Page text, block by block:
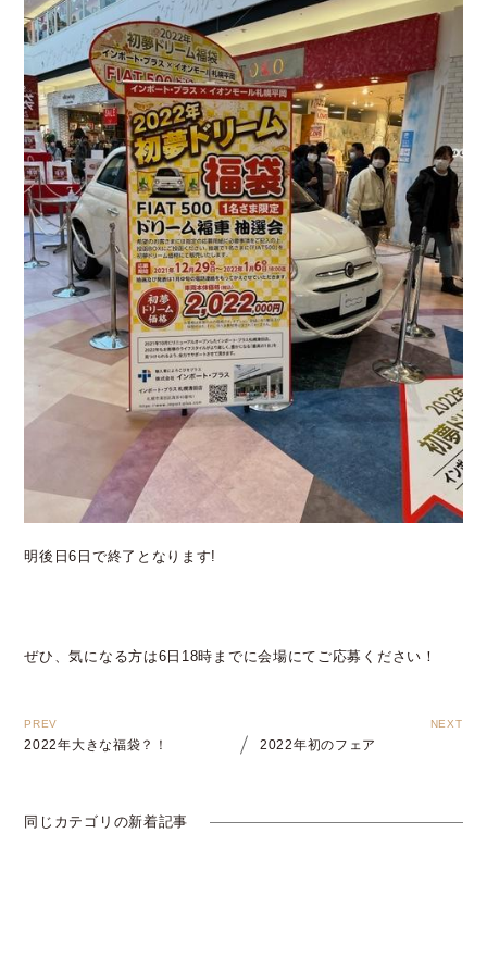
明後日6日で終了となります!
ぜひ、気になる方は6日18時までに会場にてご応募ください！
2022年大きな福袋？！ 2022年初のフェア
同じカテゴリの新着記事